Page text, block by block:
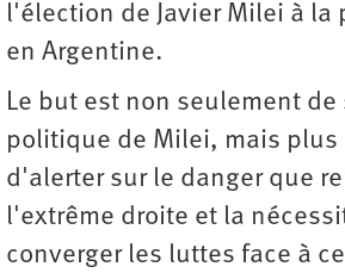
l'élection de Javier Milei à la
en Argentine.
Le but est non seulement
politique de Milei, mais plus
d'alerter sur le danger que
l'extrême droite et la
converger les luttes face à